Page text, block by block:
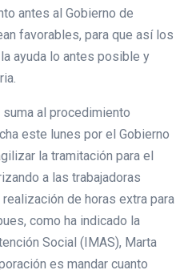
antes al Gobierno de
favorables, para que así los
ayuda lo antes posible y
al procedimiento
este lunes por el Gobierno
la tramitación para el
a las trabajadoras
de horas extra para
como ha indicado la
Social (IMAS), Marta
es mandar cuanto